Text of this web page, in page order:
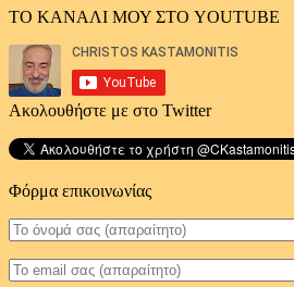
ΤΟ ΚΑΝΑΛΙ ΜΟΥ ΣΤΟ YOUTUBE
Ακολουθήστε με στο Twitter
Φόρμα επικοινωνίας